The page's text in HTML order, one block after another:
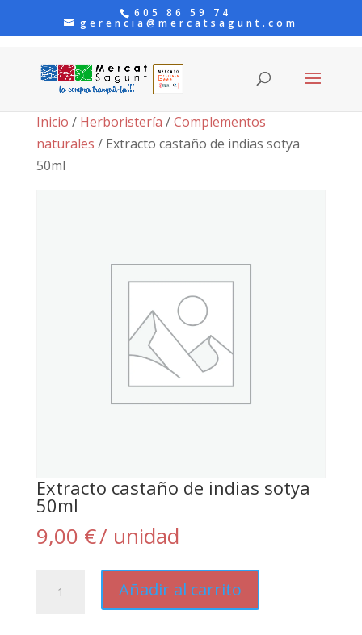
605 86 59 74
gerencia@mercatsagunt.com
Inicio / Herboristería /Complementos
naturales / Extracto castaño de indias sotya
50ml
Extracto castaño de indias sotya
50ml
9,00 €/ unidad
castaño
Añadir al carrito